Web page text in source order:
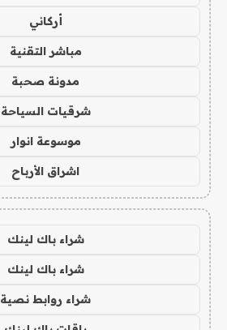
أركاني
مباشر التقنية
مدونة صحبة
شرقيات السياحة
موسوعة انوار
اشراق الأرباح
شراء باك لينك
شراء باك لينك
شراء روابط نصية